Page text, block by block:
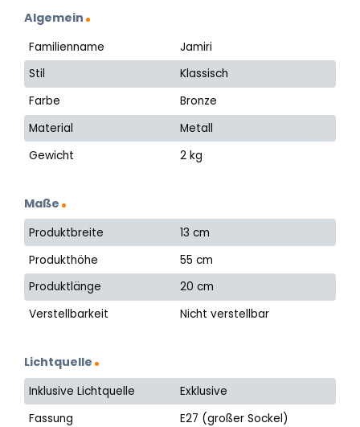
Algemein
Familienname
Jamiri
Stil
Klassisch
Farbe
Bronze
Material
Metall
Gewicht
2 kg
Maße
Produktbreite
13 cm
Produkthöhe
55 cm
Produktlänge
20 cm
Verstellbarkeit
Nicht verstellbar
Lichtquelle
Inklusive Lichtquelle
Exklusive
Fassung
E27 (großer Sockel)